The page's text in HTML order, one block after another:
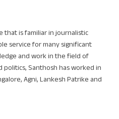
that is familiar in journalistic
service for many significant
and work in the field of
Santhosh has worked in
Agni, Lankesh Patrike and